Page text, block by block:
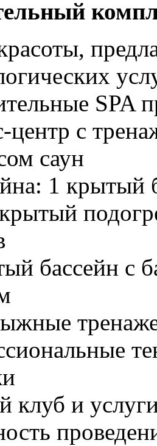
SPA
центр с
саун
1
бассейн с
клуб и